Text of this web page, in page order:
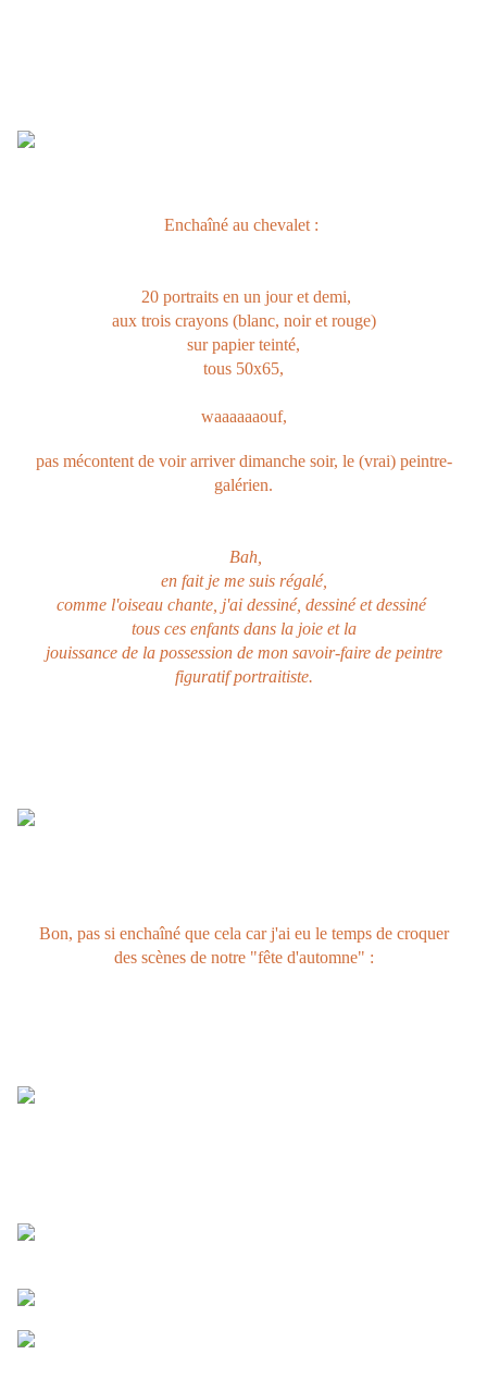
Enchaîné au chevalet :
20 portraits en un jour et demi,
aux trois crayons (blanc, noir et rouge)
sur papier teinté,
tous 50x65,
waaaaaaouf,
pas mécontent de voir arriver dimanche soir, le (vrai) peintre-
galérien.
Bah,
en fait je me suis régalé,
comme l'oiseau chante, j'ai dessiné, dessiné et dessiné
tous ces enfants dans la joie et la
jouissance de la possession de mon savoir-faire de peintre
figuratif portraitiste.
Bon, pas si enchaîné que cela car j'ai eu le temps de croquer
des scènes de notre "fête d'automne" :